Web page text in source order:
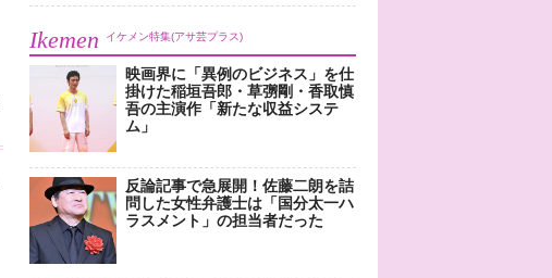
Ikemen イケメン特集(アサ芸プラス)
映画界に「異例のビジネス」を仕
掛けた稲垣吾郎・草彅剛・香取慎
吾の主演作「新たな収益システ
ム」
反論記事で急展開！佐藤二朗を詰
問した女性弁護士は「国分太一ハ
ラスメント」の担当者だった